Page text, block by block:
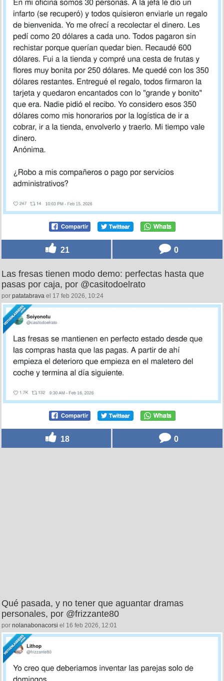
21 0
Las fresas tienen modo demo: perfectas hasta que
pasas por caja, por @casitodoelrato
por patatabrava el 17 feb 2026, 10:24
18 0
Qué pasada, y no tener que aguantar dramas
personales, por @frizzante80
por nolanabonacorsi el 16 feb 2026, 12:01